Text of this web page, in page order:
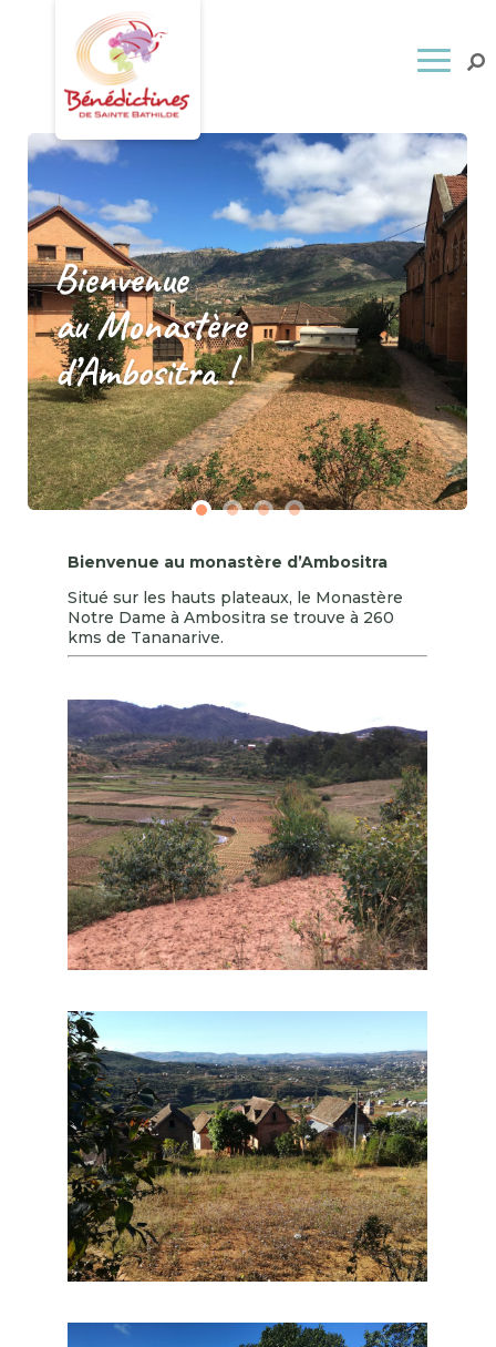
Bienvenue
au Monastère
d’Ambositra !
Bienvenue au monastère d’Ambositra
Situé sur les hauts plateaux, le Monastère
Notre Dame à Ambositra se trouve à 260
kms de Tananarive.